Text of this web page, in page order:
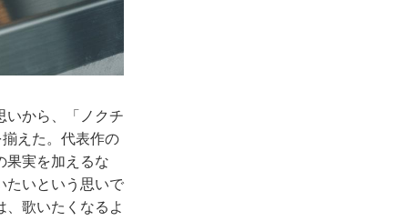
いから、「ノクチ
えた。代表作の
果実を加えるな
たいという思いで
歌いたくなるよ